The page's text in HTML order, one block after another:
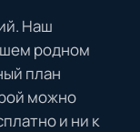
Наш
родном
план
можно
и ни к